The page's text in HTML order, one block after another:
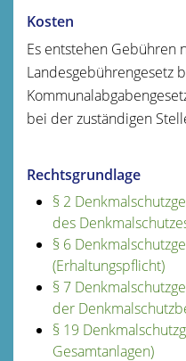
Kosten
Es entstehen Gebühren
Landesgebührengesetz
bei der zuständigen
Rechtsgrundlage
§ 2
des
§ 6
(Erhaltungspflicht)
§ 7
der
§ 19
Gesamtanlagen)